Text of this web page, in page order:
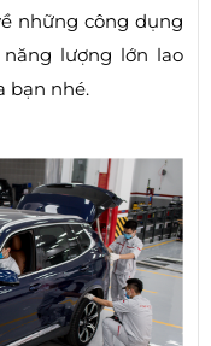
những công dụng
lượng lớn lao
bạn nhé.